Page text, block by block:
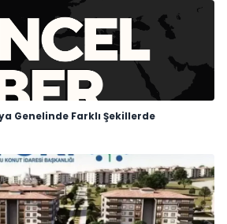
Genelinde Farklı Şekillerde